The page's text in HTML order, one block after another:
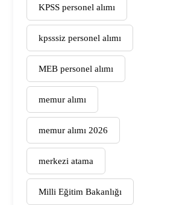
KPSS personel alımı
kpsssiz personel alımı
MEB personel alımı
memur alımı
memur alımı 2026
merkezi atama
Milli Eğitim Bakanlığı